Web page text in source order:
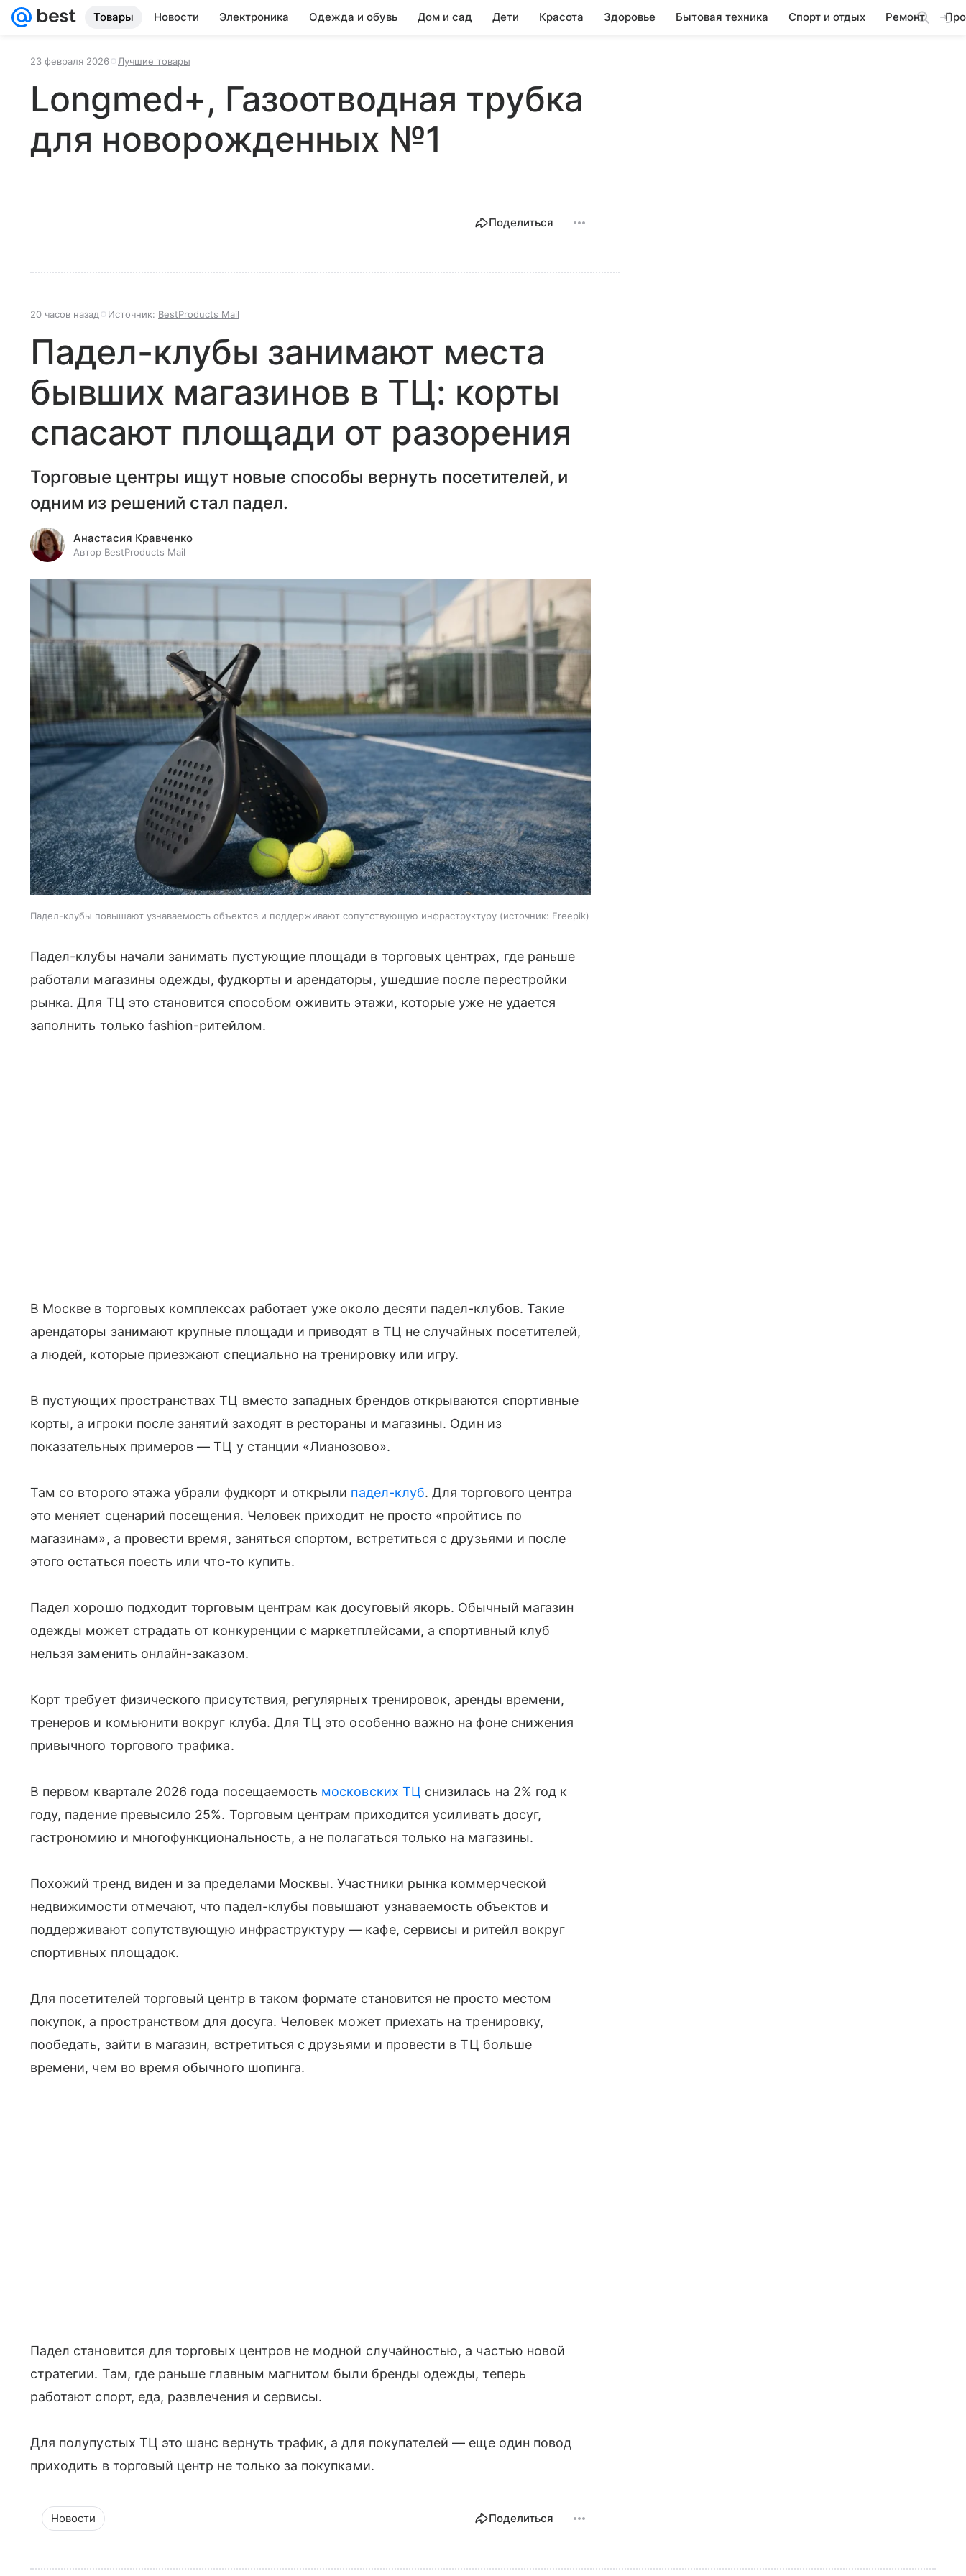
Товары Новости Электроника Одежда и обувь Дом и сад Дети Красота Здоровье Бытовая техника Спорт и отдых Ремонт
23 февраля 2026 Лучшие товары
Longmed+, Газоотводная трубка
для новорожденных №1
Поделиться
20 часов назад Источник: BestProducts Mail
Падел-клубы занимают места
бывших магазинов в ТЦ: корты
спасают площади от разорения
Торговые центры ищут новые способы вернуть посетителей, и
одним из решений стал падел.
Анастасия Кравченко
Автор BestProducts Mail
Падел-клубы повышают узнаваемость объектов и поддерживают сопутствующую инфраструктуру источник: Freepik
Падел-клубы начали занимать пустующие площади в торговых центрах, где раньше
работали магазины одежды, фудкорты и арендаторы, ушедшие после перестройки
рынка. Для ТЦ это становится способом оживить этажи, которые уже не удается
заполнить только fashion-ритейлом.
В Москве в торговых комплексах работает уже около десяти падел-клубов. Такие
арендаторы занимают крупные площади и приводят в ТЦ не случайных посетителей,
а людей, которые приезжают специально на тренировку или игру.
В пустующих пространствах ТЦ вместо западных брендов открываются спортивные
корты, а игроки после занятий заходят в рестораны и магазины. Один из
показательных примеров — ТЦ у станции «Лианозово».
Там со второго этажа убрали фудкорт и открыли падел-клуб. Для торгового центра
это меняет сценарий посещения. Человек приходит не просто «пройтись по
магазинам», а провести время, заняться спортом, встретиться с друзьями и после
этого остаться поесть или что-то купить.
Падел хорошо подходит торговым центрам как досуговый якорь. Обычный магазин
одежды может страдать от конкуренции с маркетплейсами, а спортивный клуб
нельзя заменить онлайн-заказом.
Корт требует физического присутствия, регулярных тренировок, аренды времени,
тренеров и комьюнити вокруг клуба. Для ТЦ это особенно важно на фоне снижения
привычного торгового трафика.
В первом квартале 2026 года посещаемость московских ТЦ снизилась на 2% год к
году, падение превысило 25%. Торговым центрам приходится усиливать досуг,
гастрономию и многофункциональность, а не полагаться только на магазины.
Похожий тренд виден и за пределами Москвы. Участники рынка коммерческой
недвижимости отмечают, что падел-клубы повышают узнаваемость объектов и
поддерживают сопутствующую инфраструктуру — кафе, сервисы и ритейл вокруг
спортивных площадок.
Для посетителей торговый центр в таком формате становится не просто местом
покупок, а пространством для досуга. Человек может приехать на тренировку,
пообедать, зайти в магазин, встретиться с друзьями и провести в ТЦ больше
времени, чем во время обычного шопинга.
Падел становится для торговых центров не модной случайностью, а частью новой
стратегии. Там, где раньше главным магнитом были бренды одежды, теперь
работают спорт, еда, развлечения и сервисы.
Для полупустых ТЦ это шанс вернуть трафик, а для покупателей — еще один повод
приходить в торговый центр не только за покупками.
Новости Поделиться